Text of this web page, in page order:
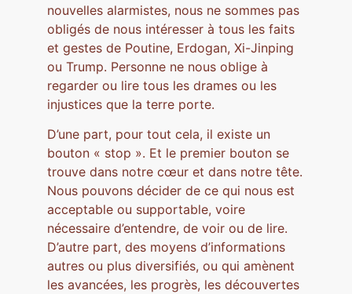
nouvelles alarmistes, nous ne sommes pas
obligés de nous intéresser à tous les faits
et gestes de Poutine, Erdogan, Xi-Jinping
ou Trump. Personne ne nous oblige à
regarder ou lire tous les drames ou les
injustices que la terre porte.
D’une part, pour tout cela, il existe un
bouton « stop ». Et le premier bouton se
trouve dans notre cœur et dans notre tête.
Nous pouvons décider de ce qui nous est
acceptable ou supportable, voire
nécessaire d’entendre, de voir ou de lire.
D’autre part, des moyens d’informations
autres ou plus diversifiés, ou qui amènent
les avancées, les progrès, les découvertes